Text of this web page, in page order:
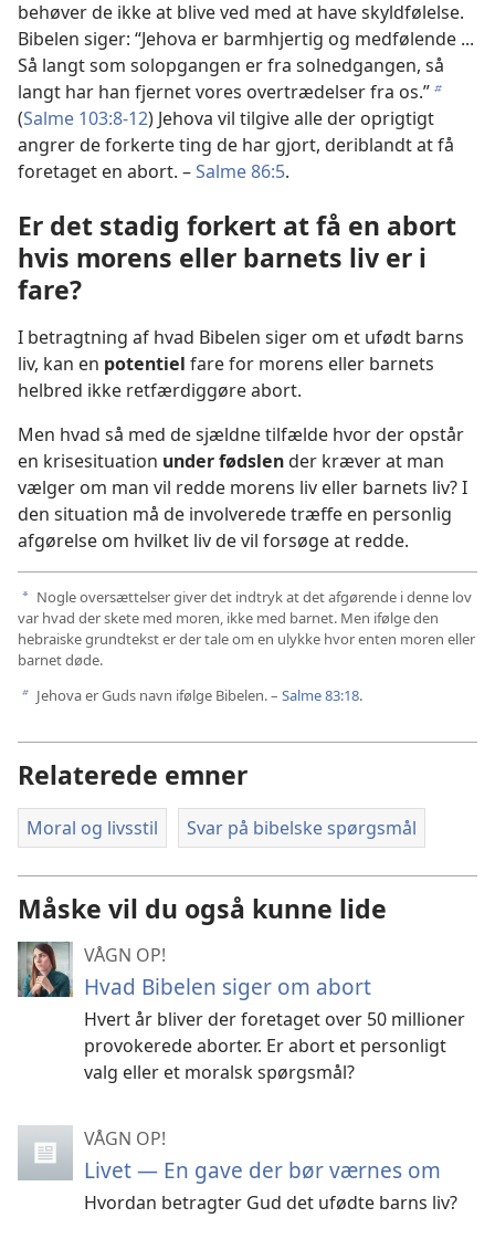
behøver de ikke at blive ved med at have skyldfølelse.
Bibelen siger: “Jehova er barmhjertig og medfølende ...
Så langt som solopgangen er fra solnedgangen, så
langt har han fjernet vores overtrædelser fra os.”b
(Salme 103:8-12) Jehova vil tilgive alle der oprigtigt
angrer de forkerte ting de har gjort, deriblandt at få
foretaget en abort. –Salme 86:5.
Er det stadig forkert at få en abort
hvis morens eller barnets liv er i
fare?
I betragtning af hvad Bibelen siger om et ufødt barns
liv, kan en potentiel fare for morens eller barnets
helbred ikke retfærdiggøre abort.
Men hvad så med de sjældne tilfælde hvor der opstår
en krisesituation under fødslender kræver at man
vælger om man vil redde morens liv eller barnets liv? I
den situation må de involverede træffe en personlig
afgørelse om hvilket liv de vil forsøge at redde.
a Nogle oversættelser giver det indtryk at det afgørende i denne lov
var hvad der skete med moren, ikke med barnet. Men ifølge den
hebraiske grundtekst er der tale om en ulykke hvor enten moren eller
barnet døde.
b Jehova er Guds navn ifølge Bibelen. – Salme 83:18.
Relaterede emner
Moral og livsstil Svar på bibelske spørgsmål
Måske vil du også kunne lide
VÅGN OP!
Hvad Bibelen siger om abort
Hvert år bliver der foretaget over 50 millioner
provokerede aborter. Er abort et personligt
valg eller et moralsk spørgsmål?
VÅGN OP!
Livet — En gave der bør værnes om
Hvordan betragter Gud det ufødte barns liv?